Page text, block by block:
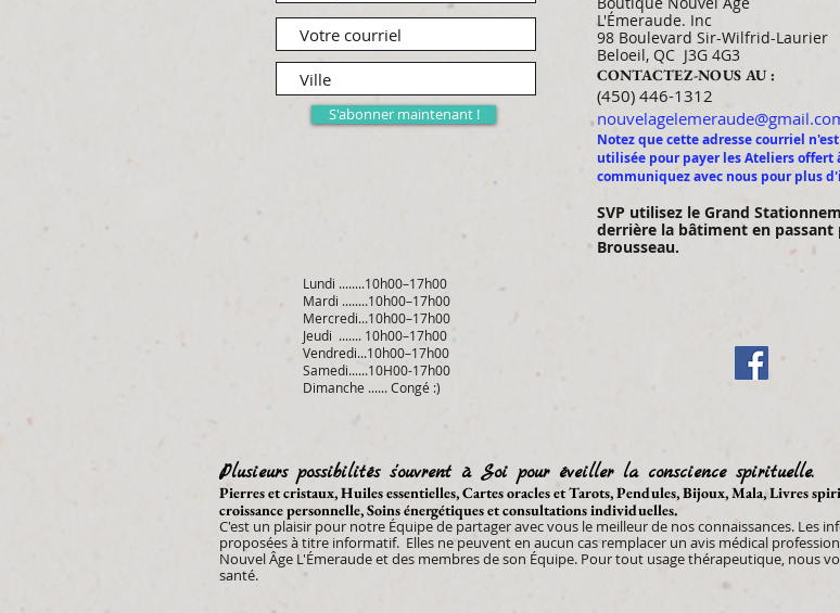
S'abonner maintenant !
Lundi ........10h00–17h00
Mardi ........10h00–17h00
Mercredi...10h00–17h00
Jeudi ....... 10h00–17h00
Vendredi...10h00–17h00
Samedi......10H00-17h00
Dimanche ...... Congé :)
L'Émeraude. Inc
98 Boulevard Sir-Wilfrid-Laurier
Beloeil, QC J3G 4G3
CONTACTEZ-NOUS AU :
​​​​​​​​​​​​​​​​​​​​(450) 446-1312
Notez que cette adresse courriel
utilisée pour payer les Ateliers offert
communiquez avec nous pour plus
SVP utilisez le Grand
derrière la bâtiment en passant
Brousseau.
Plusieurs possibilités s'ouvrent à Soi pour éveiller la conscience spirituelle.
Pierres et cristaux, Huiles essentielles, Cartes oracles et Tarots, Pendules, Bijoux, Mala, Livres
croissance personnelle, Soins énergétiques et consultations individuelles.
C'est un plaisir pour notre Équipe de partager avec vous le meilleur de nos connaissances. Les
proposées àtitre informatif. Elles ne peuvent en aucun cas remplacer un avis médical
Nouvel Âge L'Émeraude et des membres de son Équipe. Pour tout usage thérapeutique, nous
santé.